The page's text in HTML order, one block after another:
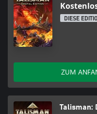
DIESE
ZUM
Talisman: